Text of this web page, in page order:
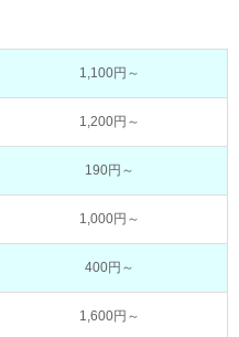
1,100円～
1,200円～
190円～
1,000円～
400円～
1,600円～